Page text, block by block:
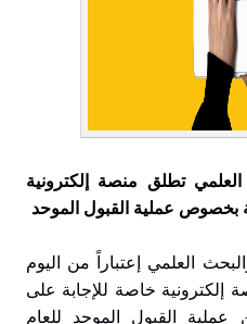
العلمي تطلق منصة إلكترونية
بخصوص عملية القبول الموحد
العلمي إعتباراً من اليوم
الموافق 23-9-2025 منصة إلكترونية خاصة للإجابة على
القبول الموحد للعام